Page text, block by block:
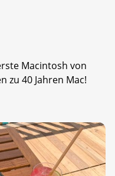
Macintosh von
zu 40 Jahren Mac!